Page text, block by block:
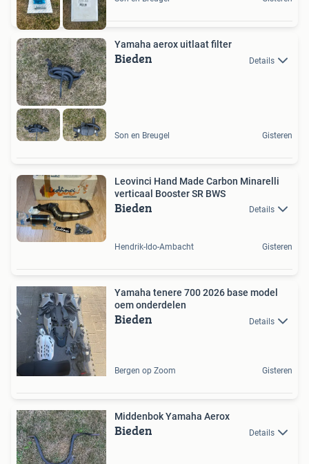
Yamaha aerox uitlaat filter
Bieden Details
Son en Breugel Gisteren
Leovinci Hand Made Carbon Minarelli
verticaal Booster SR BWS
Bieden Details
Hendrik-Ido-Ambacht Gisteren
Yamaha tenere 700 2026 base model
oem onderdelen
Bieden Details
Bergen op Zoom Gisteren
Middenbok Yamaha Aerox
Bieden Details